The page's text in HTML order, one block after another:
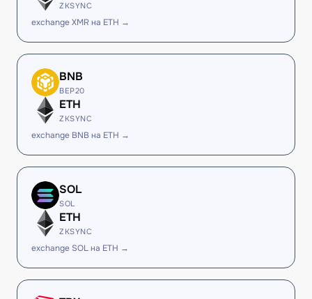
ZKSYNC
exchange XMR на ETH →
BNB
BEP20
ETH
ZKSYNC
exchange BNB на ETH →
SOL
SOL
ETH
ZKSYNC
exchange SOL на ETH →